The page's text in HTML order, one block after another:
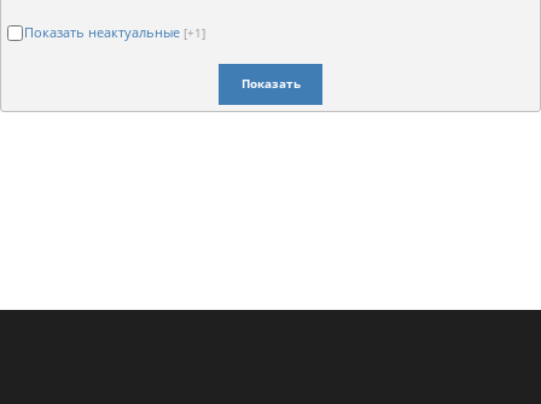
Показать неактуальные [+1]
Показать